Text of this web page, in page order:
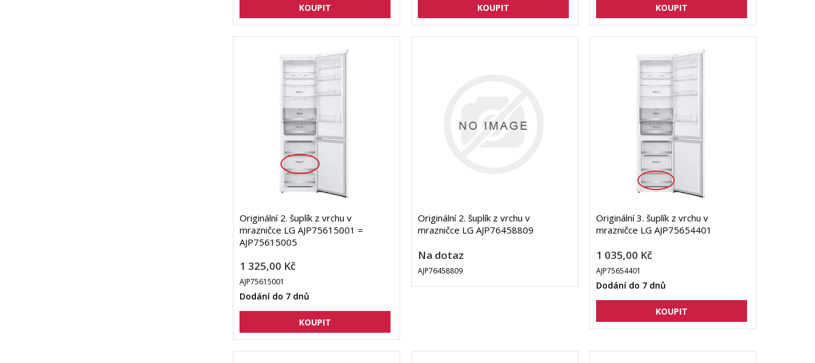
Originální 2. šuplík z vrchu v
mrazničce LG AJP75615001 =
AJP75615005
1 325,00 Kč
AJP75615001
Dodání do 7 dnů
Originální 2. šuplík z vrchu v
mrazničce LG AJP76458809
Na dotaz
AJP76458809
Originální 3. šuplík z vrchu v
mrazničce LG AJP75654401
1 035,00 Kč
AJP75654401
Dodání do 7 dnů